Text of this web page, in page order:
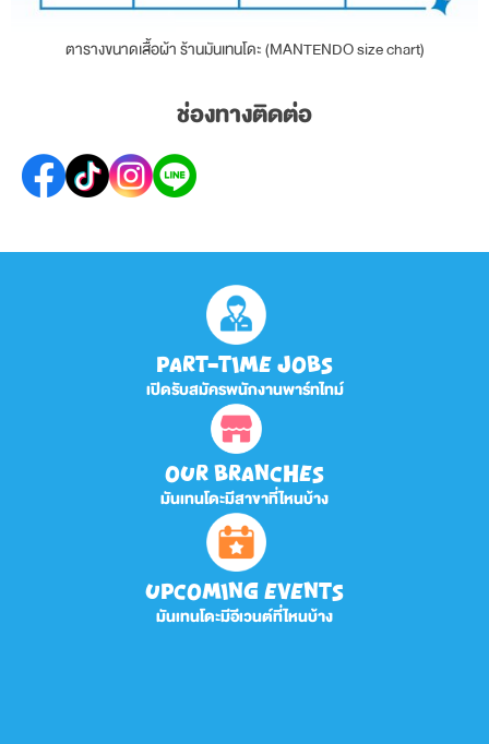
ตารางขนาดเสื้อผ้า ร้านมันเทนโดะ (MANTENDO size chart)
ช่องทางติดต่อ
PART-TIME JOBS
เปิดรับสมัครพนักงานพาร์ทไทม์
OUR BRANCHES
มันเทนโดะมีสาขาที่ไหนบ้าง
UPCOMING EVENTS
มันเทนโดะมีอีเวนต์ที่ไหนบ้าง